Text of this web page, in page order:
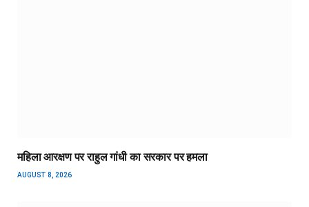
महिला आरक्षण पर राहुल गांधी का सरकार पर हमला
AUGUST 8, 2026